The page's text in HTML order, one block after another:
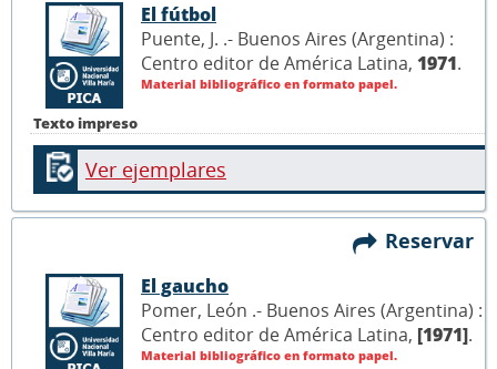
Texto impreso
El fútbol
Puente, J. .- Buenos Aires (Argentina) :
Centro editor de América Latina, 1971.
Material bibliográfico en formato papel.
Ver ejemplares
Reservar
El gaucho
Pomer, León .- Buenos Aires (Argentina) :
Centro editor de América Latina, [1971].
Material bibliográfico en formato papel.